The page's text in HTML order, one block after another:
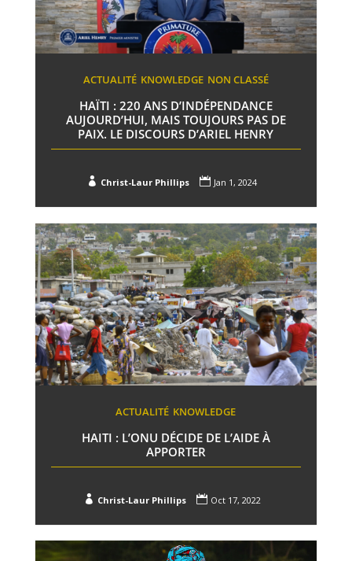
ACTUALITÉ KNOWLEDGE NON CLASSÉ
HAÏTI : 220 ANS D’INDÉPENDANCE
AUJOURD’HUI, MAIS TOUJOURS PAS DE
PAIX. LE DISCOURS D’ARIEL HENRY
 Christ-Laur Phillips  Jan 1, 2024
ACTUALITÉ KNOWLEDGE
HAITI : L’ONU DÉCIDE DE L’AIDE À
APPORTER
 Christ-Laur Phillips  Oct 17, 2022